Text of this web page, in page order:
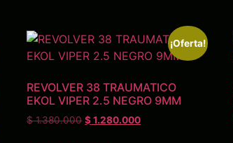
¡Oferta!
REVOLVER 38 TRAUMATICO
EKOL VIPER 2.5 NEGRO 9MM
$1.380.000 $1.280.000